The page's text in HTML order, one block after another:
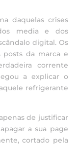
daquelas crises
media e dos
digital. Os
da marca e
corrente
a explicar o
refrigerante
de justificar
a sua page
cortado pela